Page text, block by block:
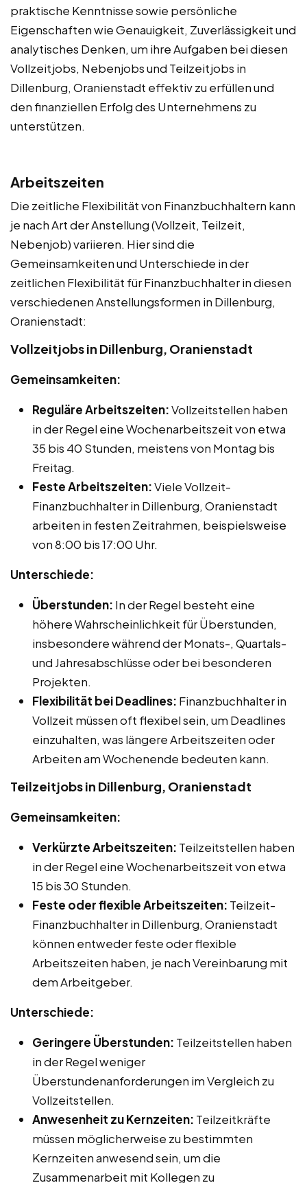
praktische Kenntnisse sowie persönliche
Eigenschaften wie Genauigkeit, Zuverlässigkeit und
analytisches Denken, um ihre Aufgaben bei diesen
Vollzeitjobs, Nebenjobs und Teilzeitjobs in
Dillenburg, Oranienstadt effektiv zu erfüllen und
den finanziellen Erfolg des Unternehmens zu
unterstützen.
Arbeitszeiten
Die zeitliche Flexibilität von Finanzbuchhaltern kann
je nach Art der Anstellung (Vollzeit, Teilzeit,
Nebenjob) variieren. Hier sind die
Gemeinsamkeiten und Unterschiede in der
zeitlichen Flexibilität für Finanzbuchhalter in diesen
verschiedenen Anstellungsformen in Dillenburg,
Oranienstadt:
Vollzeitjobs in Dillenburg, Oranienstadt
Gemeinsamkeiten:
Reguläre Arbeitszeiten:Vollzeitstellen haben
in der Regel eine Wochenarbeitszeit von etwa
35 bis 40 Stunden, meistens von Montag bis
Freitag.
Feste Arbeitszeiten:Viele Vollzeit-
Finanzbuchhalter in Dillenburg, Oranienstadt
arbeiten in festen Zeitrahmen, beispielsweise
von 8:00 bis 17:00 Uhr.
Unterschiede:
Überstunden: In der Regel besteht eine
höhere Wahrscheinlichkeit für Überstunden,
insbesondere während der Monats-, Quartals-
und Jahresabschlüsse oder bei besonderen
Projekten.
Flexibilität bei Deadlines: Finanzbuchhalter in
Vollzeit müssen oft flexibel sein, um Deadlines
einzuhalten, was längere Arbeitszeiten oder
Arbeiten am Wochenende bedeuten kann.
Teilzeitjobs in Dillenburg, Oranienstadt
Gemeinsamkeiten:
Verkürzte Arbeitszeiten: Teilzeitstellen haben
in der Regel eine Wochenarbeitszeit von etwa
15 bis 30 Stunden.
Feste oder flexible Arbeitszeiten: Teilzeit-
Finanzbuchhalter in Dillenburg, Oranienstadt
können entweder feste oder flexible
Arbeitszeiten haben, je nach Vereinbarung mit
dem Arbeitgeber.
Unterschiede:
Geringere Überstunden: Teilzeitstellen haben
in der Regel weniger
Überstundenanforderungen im Vergleich zu
Vollzeitstellen.
Anwesenheit zu Kernzeiten: Teilzeitkräfte
müssen möglicherweise zu bestimmten
Kernzeiten anwesend sein, um die
Zusammenarbeit mit Kollegen zu